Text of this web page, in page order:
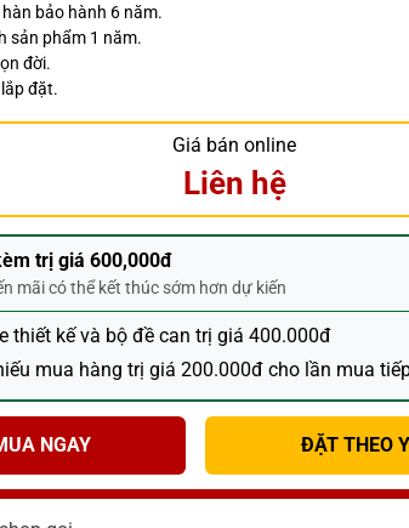
bảo hành 6 năm.
sản phẩm 1 năm.
đời.
đặt.
Giá bán online
Liên hệ
trị giá 600,000đ
mãi có thể kết thúc sớm hơn dự kiến
thiết kế và bộ đề can trị giá 400.000đ
mua hàng trị giá 200.000đ cho lần mua
NGAY ĐẶT THEO